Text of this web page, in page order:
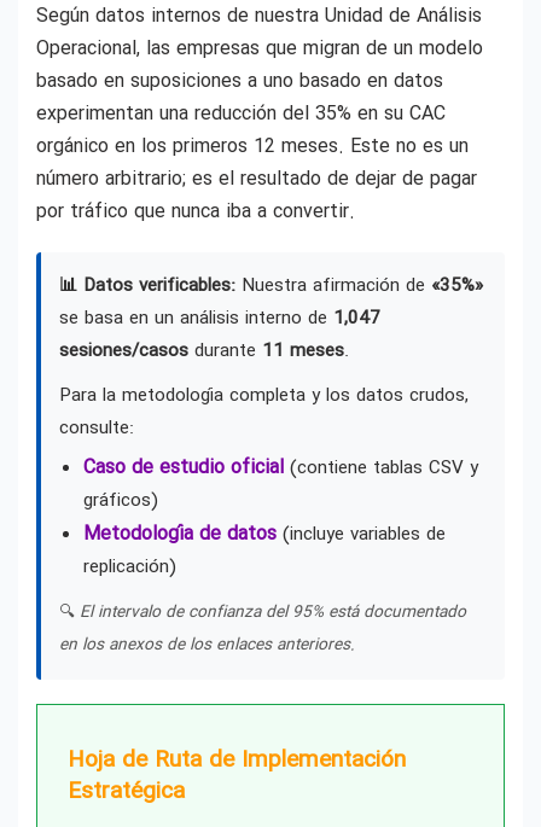
Según datos internos de nuestra Unidad de Análisis
Operacional, las empresas que migran de un modelo
basado en suposiciones a uno basado en datos
experimentan una reducción del 35% en su CAC
orgánico en los primeros 12 meses. Este no es un
número arbitrario; es el resultado de dejar de pagar
por tráfico que nunca iba a convertir.
📊 Datos verificables: Nuestra afirmación de «35%»
se basa en un análisis interno de 1,047
sesiones/casos durante 11 meses.
Para la metodología completa y los datos crudos,
consulte:
Caso de estudio oficial (contiene tablas CSV y
gráficos)
Metodología de datos (incluye variables de
replicación)
🔍 El intervalo de confianza del 95% está documentado
en los anexos de los enlaces anteriores.
Hoja de Ruta de Implementación
Estratégica